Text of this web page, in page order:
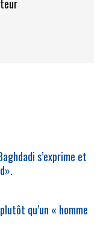
s’exprime et
qu’un « homme